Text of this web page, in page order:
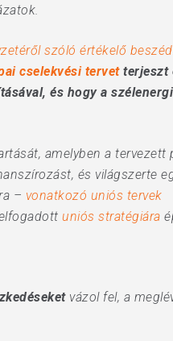
szóló értékelő
cselekvési tervet terjeszt
és hogy a
amelyben a tervezett
és világszerte
– vonatkozó uniós tervek
uniós stratégiára
vázol fel, a